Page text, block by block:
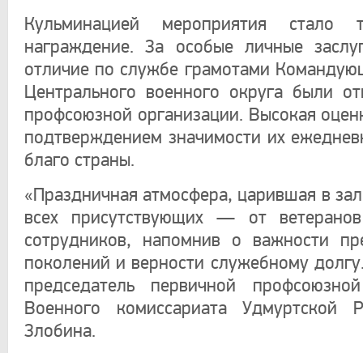
Кульминацией мероприятия стало
награждение. За особые личные
отличие по службе грамотами
Центрального военного округа были
профсоюзной организации. Высокая
подтверждением значимости их
благо страны.
«Праздничная атмосфера, царившая в
всех присутствующих — от
сотрудников, напомнив о важности
поколений и верности служебному
председатель первичной
Военного комиссариата Удмуртской
Злобина.